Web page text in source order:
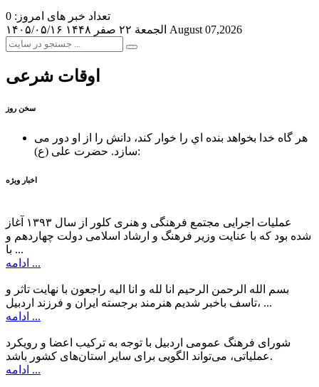
تعداد خبر های امروز: 0
۱۴۰۵/۰۵/۱۶
الجمعة ۲۲ صفر ۱۴۴۸ August 07,2026
اوقات شرعی
سخن روز
هر گاه خدا بخواهد بنده اي را خوار كند، دانش را از او دور می
سازد.حضرت علی (ع):
اخبار ویژه
عملیات اجرایی مجتمع فرهنگی و هنری کلور از سال ۱۳۹۳ آغاز
شده بود که با عنایت وزیر فرهنگ و ارشاد اسلامی دولت چهاردهم و
با ...
ادامه ...
بسم الله الرحمن الرحیم انا لله و انا الیه راجعون با نهایت تاثر و
تاسف باخبر شدیم هنرمند برجسته ایران و فرزند اردبیل، ...
ادامه ...
شورای فرهنگ عمومی اردبیل با توجه به ترکیب اعضا و رویکرد
عملیاتی، می‌تواند الگویی برای سایر استان‌های کشور باشد.
ادامه ...